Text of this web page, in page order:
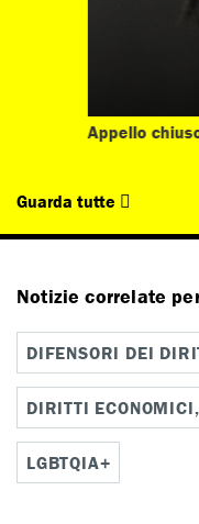
Appello
Guarda tutte
Notizie correlate
DIFENSORI DEI
DIRITTI
LGBTQIA+